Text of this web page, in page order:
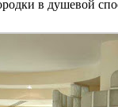
в душевой